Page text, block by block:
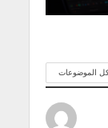
الموضوعات